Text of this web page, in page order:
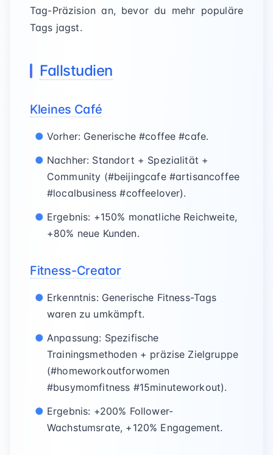
Tag-Präzision an, bevor du mehr populäre
Tags jagst.
Fallstudien
Kleines Café
Vorher: Generische #coffee #cafe.
Nachher: Standort + Spezialität +
Community (#beijingcafe #artisancoffee
#localbusiness #coffeelover).
Ergebnis: +150% monatliche Reichweite,
+80% neue Kunden.
Fitness-Creator
Erkenntnis: Generische Fitness-Tags
waren zu umkämpft.
Anpassung: Spezifische
Trainingsmethoden + präzise Zielgruppe
(#homeworkoutforwomen
#busymomfitness #15minuteworkout).
Ergebnis: +200% Follower-
Wachstumsrate, +120% Engagement.